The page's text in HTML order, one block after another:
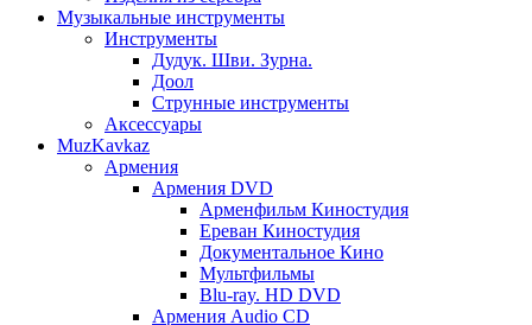
Музыкальные инструменты
Инструменты
Дудук. Шви. Зурна.
Доол
Струнные инструменты
Аксессуары
MuzKavkaz
Армения
Армения DVD
Арменфильм Киностудия
Ереван Киностудия
Документальное Кино
Мультфильмы
Blu-ray. HD DVD
Армения Audio CD